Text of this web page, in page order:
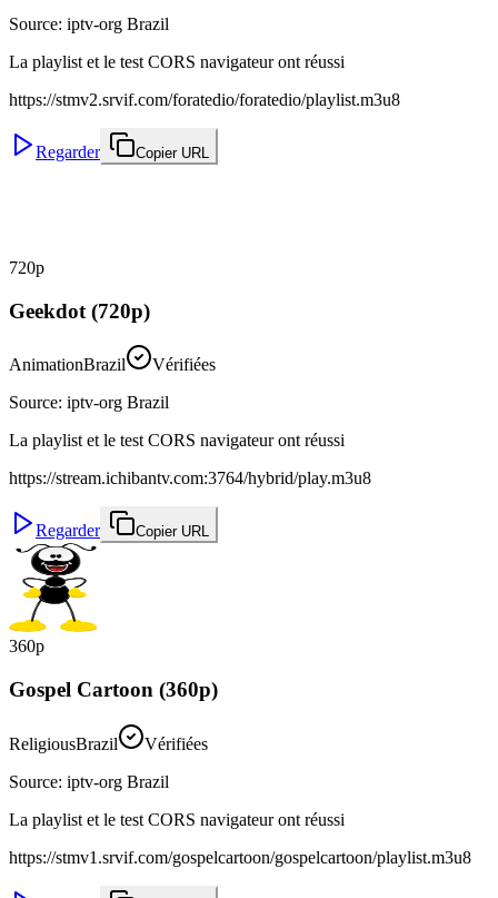
Source: iptv-org Brazil
La playlist et le test CORS navigateur ont réussi
https://stmv2.srvif.com/foratedio/foratedio/playlist.m3u8
Regarder Copier URL
720p
Geekdot (720p)
AnimationBrazil
Vérifiées
Source: iptv-org Brazil
La playlist et le test CORS navigateur ont réussi
https://stream.ichibantv.com:3764/hybrid/play.m3u8
Regarder Copier URL
360p
Gospel Cartoon (360p)
ReligiousBrazil
Vérifiées
Source: iptv-org Brazil
La playlist et le test CORS navigateur ont réussi
https://stmv1.srvif.com/gospelcartoon/gospelcartoon/playlist.m3u8